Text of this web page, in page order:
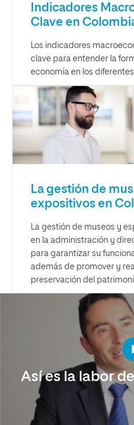
Indicadores
Clave en
Los indicadores
clave para entender la
economía en los
La gestión de
expositivos en
La gestión de museos y
en la administración y
para garantizar su
además de promover y
preservación del
Así es la labor